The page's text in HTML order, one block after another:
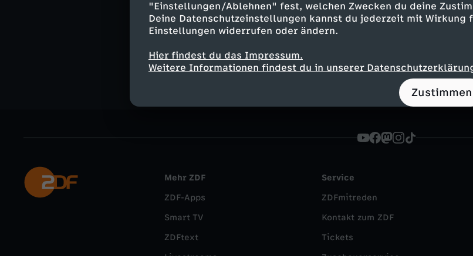
"Einstellungen/Ablehnen" fest, welchen Zwecken du deine
Deine Datenschutzeinstellungen kannst du jederzeit mit Wirkung
Einstellungen widerrufen oder ändern.
Hier findest du das Impressum.
Weitere Informationen findest du in unserer
Zustimmen
logo.de im Web
Kommentieren, Mitmach-Aktionen, Bildergalerien,
aktuelle Nachrichten für euch!
External Link
Mehr ZDF
ZDF-Apps
Smart TV
ZDFtext
Service
ZDFmitreden
Kontakt zum ZDF
Tickets